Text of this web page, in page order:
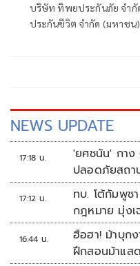
คุ้มค่าสูงสุดแก่ลูก
บริษัท ทิพยประกันภัย จำ
ประกันชีวิต จำกัด (มหาชน)
NEWS UPDATE
17:18 น.
'ยศชนัน' กาง
ปลอดภัยสถ
รุนแรง
17:12 น.
ทบ. โต้กัมพูช
กฎหมาย มุ่งเ
16:44 น.
ฮือฮา! ม้าบุก
ฝึกสอนม้าแส